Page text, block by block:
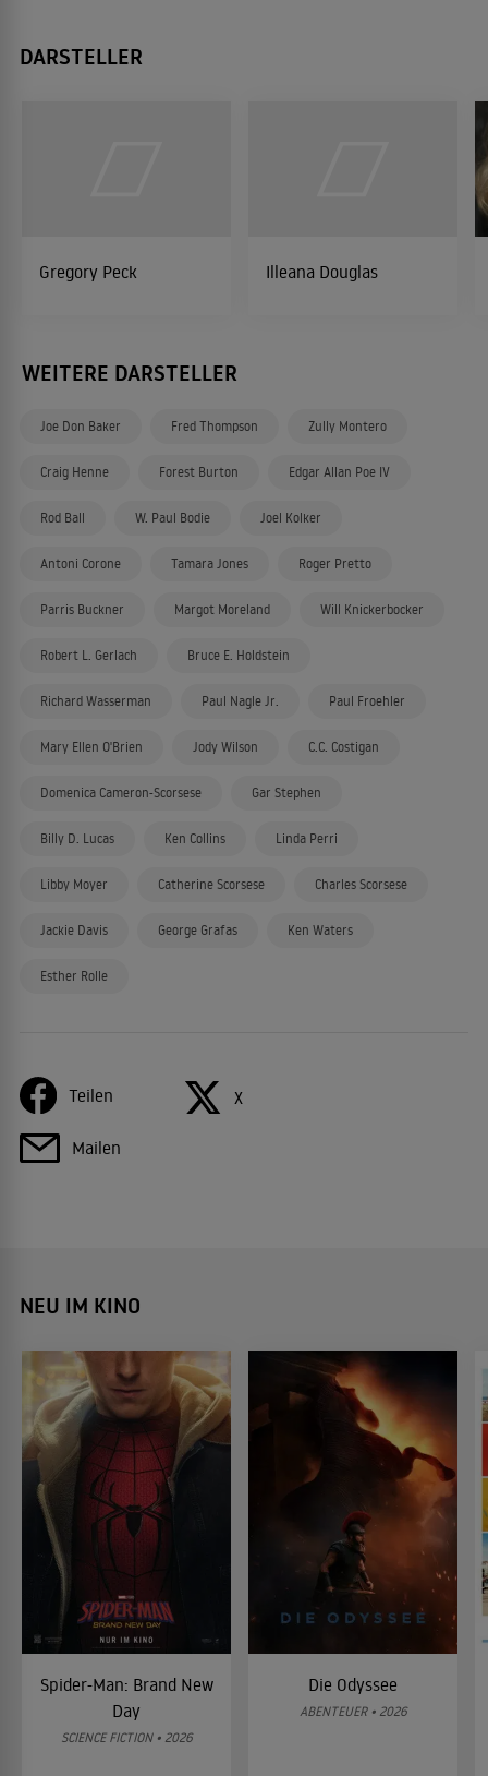
DARSTELLER
Gregory Peck Illeana Douglas
WEITERE DARSTELLER
Joe Don Baker Fred Thompson Zully Montero
Craig Henne Forest Burton Edgar Allan Poe IV
Rod Ball W. Paul Bodie Joel Kolker
Antoni Corone Tamara Jones Roger Pretto
Parris Buckner Margot Moreland Will Knickerbocker
Robert L. Gerlach Bruce E. Holdstein
Richard Wasserman Paul Nagle Jr. Paul Froehler
Mary Ellen O'Brien Jody Wilson C.C. Costigan
Domenica Cameron-Scorsese Gar Stephen
Billy D. Lucas Ken Collins Linda Perri
Libby Moyer Catherine Scorsese Charles Scorsese
Jackie Davis George Grafas Ken Waters
Esther Rolle
Teilen X
Mailen
NEU IM KINO
Spider-Man: Brand New
Day
SCIENCE FICTION • 2026
Die Odyssee
ABENTEUER • 2026